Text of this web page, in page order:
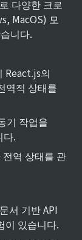
다양한 크로
MacOS) 모
니다.
역적 상태를
기 작업을
다.
역 상태를 관
서 기반 API
이 있습니다.